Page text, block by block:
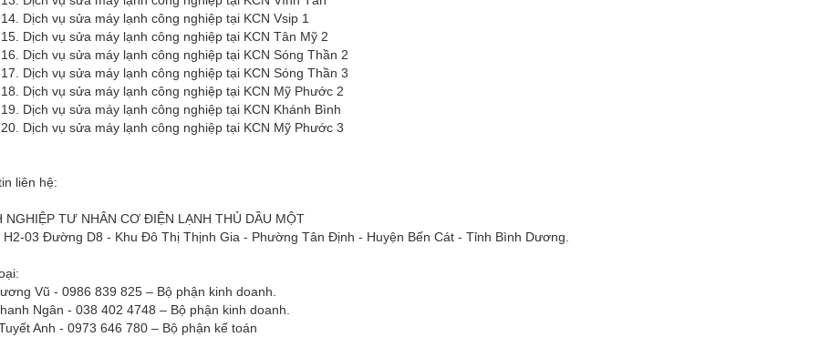
vụ sửa máy lạnh công nghiệp tại KCN Vsip 1
vụ sửa máy lạnh công nghiệp tại KCN Tân Mỹ 2
vụ sửa máy lạnh công nghiệp tại KCN Sóng Thần 2
vụ sửa máy lạnh công nghiệp tại KCN Sóng Thần 3
vụ sửa máy lạnh công nghiệp tại KCN Mỹ Phước 2
vụ sửa máy lạnh công nghiệp tại KCN Khánh Bình
vụ sửa máy lạnh công nghiệp tại KCN Mỹ Phước 3
liên hệ:
NGHIỆP TƯ NHÂN CƠ ĐIỆN LẠNH THỦ DẦU MỘT
03 Đường D8 - Khu Đô Thị Thịnh Gia - Phường Tân Định - Huyện Bến Cát - Tỉnh Bình Dương.
Vũ - 0986 839 825 – Bộ phận kinh doanh.
Ngân - 038 402 4748 – Bộ phận kinh doanh.
Anh - 0973 646 780 – Bộ phận kế toán